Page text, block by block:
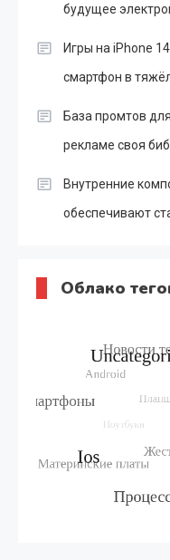
будущее
Игры на iPhone
смартфон в
База промтов
рекламе своя
Внутренние
обеспечивают
Облако